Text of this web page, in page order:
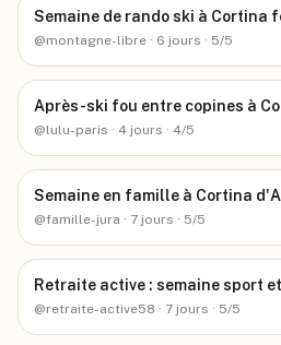
Semaine de rando ski à Cortina
@montagne-libre · 6 jours · 5/5
Après-ski fou entre copines à
@lulu-paris · 4 jours · 4/5
Semaine en famille à Cortina
@famille-jura · 7 jours · 5/5
Retraite active : semaine sport
@retraite-active58 · 7 jours · 5/5